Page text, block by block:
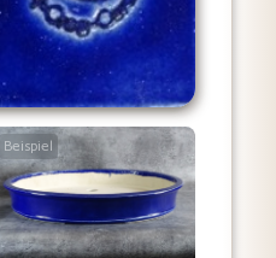
Beispiel